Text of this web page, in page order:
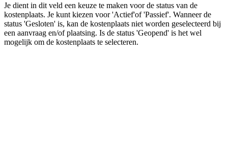
Je dient in dit veld een keuze te maken voor de status van de
kostenplaats. Je kunt kiezen voor 'Actief'of 'Passief'. Wanneer de
status 'Gesloten' is, kan de kostenplaats niet worden geselecteerd bij
een aanvraag en/of plaatsing. Is de status 'Geopend' is het wel
mogelijk om de kostenplaats te selecteren.